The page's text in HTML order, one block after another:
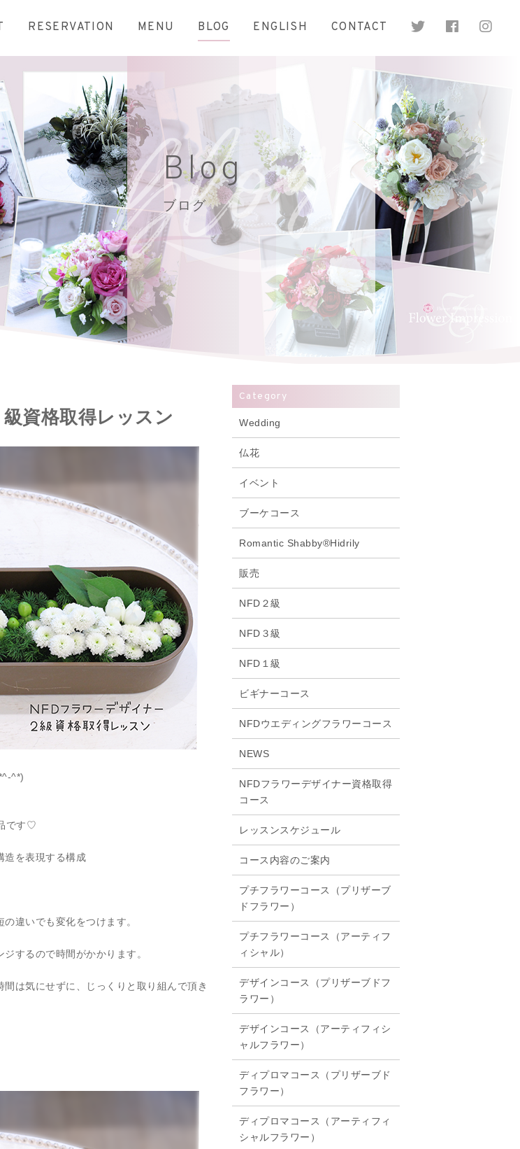
RESERVATION MENU BLOG ENGLISH CONTACT
Blog
ブログ
資格取得レッスン
^*)
です♡
造を表現する構成
違いでも変化をつけます。
するので時間がかかります。
は気にせずに、じっくりと取り組んで頂き
Category
Wedding
仏花
イベント
ブーケコース
Romantic Shabby®Hidrily
販売
NFD２級
NFD３級
NFD１級
ビギナーコース
NFDウエディングフラワーコース
NEWS
NFDフラワーデザイナー資格取得
コース
レッスンスケジュール
コース内容のご案内
プチフラワーコース（プリザーブ
ドフラワー）
プチフラワーコース（アーティフ
ィシャル）
デザインコース（プリザーブドフ
ラワー）
デザインコース（アーティフィシ
ャルフラワー）
ディプロマコース（プリザーブド
フラワー）
ディプロマコース（アーティフィ
シャルフラワー）